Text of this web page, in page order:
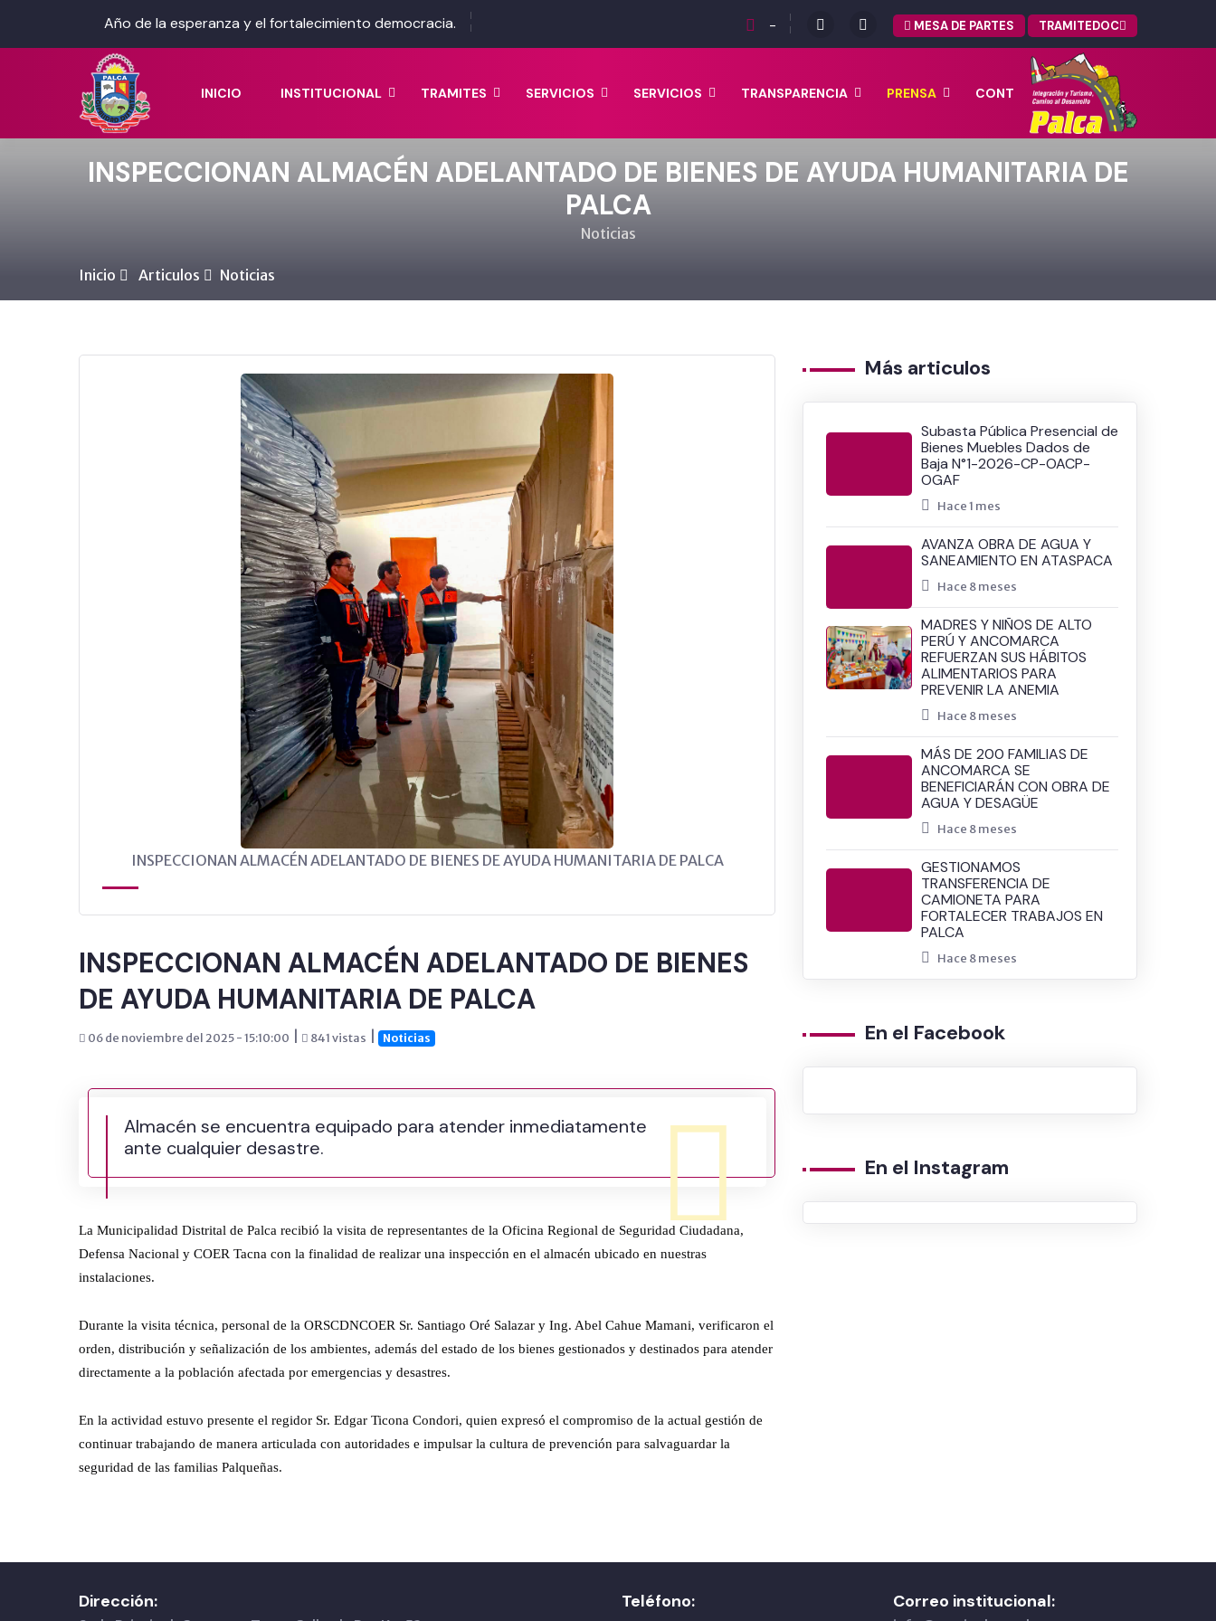
Año de la esperanza y el fortalecimiento democracia. - MESA DE PARTES TRAMITEDOC
INICIO INSTITUCIONAL TRAMITES SERVICIOS SERVICIOS TRANSPARENCIA PRENSA CONT
INSPECCIONAN ALMACÉN ADELANTADO DE BIENES DE AYUDA HUMANITARIA DE
PALCA
Noticias
Inicio Articulos Noticias
INSPECCIONAN ALMACÉN ADELANTADO DE BIENES DE AYUDA HUMANITARIA DE PALCA INSPECCIONAN ALMACÉN ADELANTADO DE BIENES DE
INSPECCIONAN ALMACÉN ADELANTADO DE BIENES
DE AYUDA HUMANITARIA DE PALCA
06 de noviembre del 2025 - 15:10:00 841 vistas Noticias
Almacén se encuentra equipado para atender inmediatamente
ante cualquier desastre.
La Municipalidad Distrital de Palca recibió la visita de representantes de la Oficina Regional de Seguridad Ciudadana,
Defensa Nacional y COER Tacna con la finalidad de realizar una inspección en el almacén ubicado en nuestras
instalaciones.
Durante la visita técnica, personal de la ORSCDNCOER Sr. Santiago Oré Salazar y Ing. Abel Cahue Mamani, verificaron el
orden, distribución y señalización de los ambientes, además del estado de los bienes gestionados y destinados para atender
directamente a la población afectada por emergencias y desastres.
En la actividad estuvo presente el regidor Sr. Edgar Ticona Condori, quien expresó el compromiso de la actual gestión de
continuar trabajando de manera articulada con autoridades e impulsar la cultura de prevención para salvaguardar la
seguridad de las familias Palqueñas.
Más articulos
Subasta Pública Presencial de
Bienes Muebles Dados de
Baja N°1-2026-CP-OACP-
OGAF
Hace 1 mes
AVANZA OBRA DE AGUA Y
SANEAMIENTO EN ATASPACA
Hace 8 meses
MADRES Y NIÑOS DE ALTO
PERÚ Y ANCOMARCA
REFUERZAN SUS HÁBITOS
ALIMENTARIOS PARA
PREVENIR LA ANEMIA
Hace 8 meses
MÁS DE 200 FAMILIAS DE
ANCOMARCA SE
BENEFICIARÁN CON OBRA DE
AGUA Y DESAGÜE
Hace 8 meses
GESTIONAMOS
TRANSFERENCIA DE
CAMIONETA PARA
FORTALECER TRABAJOS EN
PALCA
Hace 8 meses
En el Facebook
En el Instagram
Dirección: Teléfono: Correo institucional: